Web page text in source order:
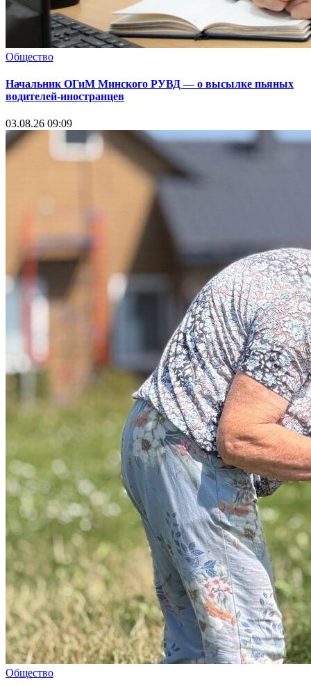
Общество
Начальник ОГиМ Минского РУВД — о высылке пьяных
водителей-иностранцев
03.08.26 09:09
Общество